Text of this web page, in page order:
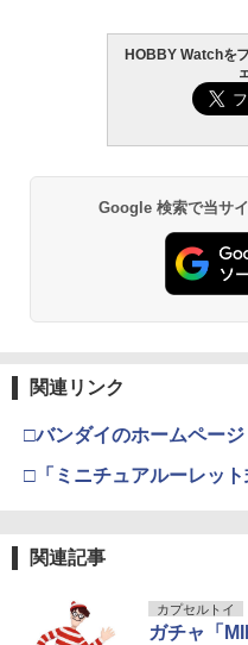
HOBBY Watchを
Google 検索で当サ
関連リンク
□バンダイのホームページ
□「ミニチュアルーレッ
関連記事
カプセルトイ
ガチャ「